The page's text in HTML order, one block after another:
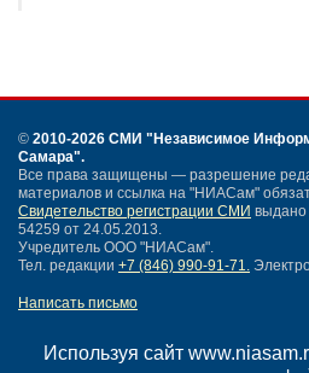
Используя сайт
© 2010-2026 СМИ "Независимое
Самара".
Все права защищены — разрешение
материалов и ссылка на "НИАСам"
Свидетельство регистрации СМИ
54259 от 24.05.2013.
Учредитель ООО "НИАСам".
Тел. редакции +7 (846) 990-91-71.
Написать письмо
Нашли ошибку?